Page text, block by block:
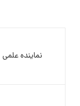
نماینده علمی